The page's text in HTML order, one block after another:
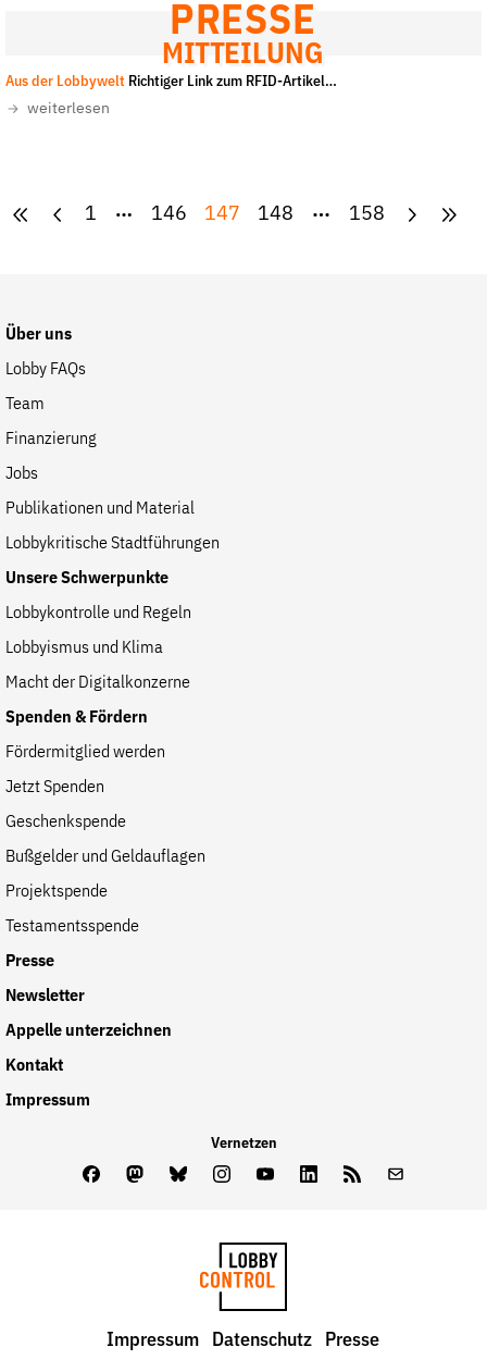
PRESSE
MITTEILUNG
Aus der Lobbywelt Richtiger Link zum RFID-Artikel…
weiterlesen
1 146 147 148 158
Über uns
Lobby FAQs
Team
Finanzierung
Jobs
Publikationen und Material
Lobbykritische Stadtführungen
Unsere Schwerpunkte
Lobbykontrolle und Regeln
Lobbyismus und Klima
Macht der Digitalkonzerne
Spenden & Fördern
Fördermitglied werden
Jetzt Spenden
Geschenkspende
Bußgelder und Geldauflagen
Projektspende
Testamentsspende
Presse
Newsletter
Appelle unterzeichnen
Kontakt
Impressum
Vernetzen
FacebookMastodon
BlueskyInstagram
YoutubeLinkedInFeed
LobbyControl
Impressum Datenschutz Presse